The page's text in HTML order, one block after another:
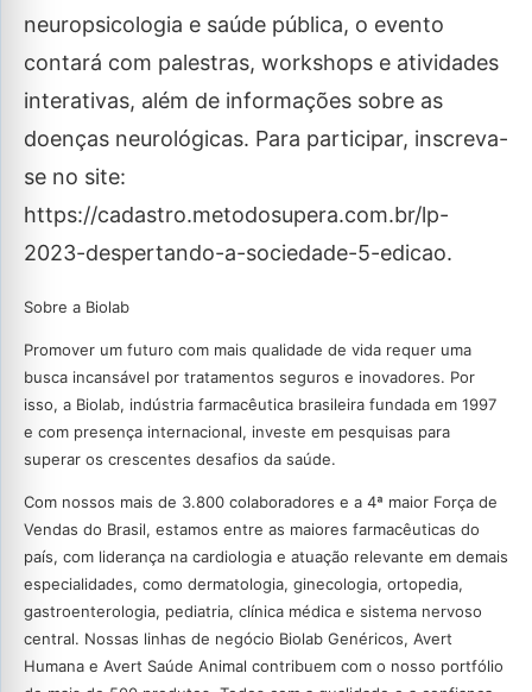
neuropsicologia e saúde pública, o evento
contará com palestras, workshops e atividades
interativas, além de informações sobre as
doenças neurológicas. Para participar, inscreva-
se no site:
https://cadastro.metodosupera.com.br/lp-
2023-despertando-a-sociedade-5-edicao.
Sobre a Biolab
Promover um futuro com mais qualidade de vida requer uma
busca incansável por tratamentos seguros e inovadores. Por
isso, a Biolab, indústria farmacêutica brasileira fundada em 1997
e com presença internacional, investe em pesquisas para
superar os crescentes desafios da saúde.
Com nossos mais de 3.800 colaboradores e a 4ª maior Força de
Vendas do Brasil, estamos entre as maiores farmacêuticas do
país, com liderança na cardiologia e atuação relevante em demais
especialidades, como dermatologia, ginecologia, ortopedia,
gastroenterologia, pediatria, clínica médica e sistema nervoso
central. Nossas linhas de negócio Biolab Genéricos, Avert
Humana e Avert Saúde Animal contribuem com o nosso portfólio